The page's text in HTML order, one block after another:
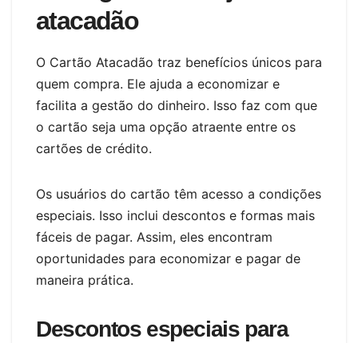
atacadão
O Cartão Atacadão traz benefícios únicos para
quem compra. Ele ajuda a economizar e
facilita a gestão do dinheiro. Isso faz com que
o cartão seja uma opção atraente entre os
cartões de crédito.
Os usuários do cartão têm acesso a condições
especiais. Isso inclui descontos e formas mais
fáceis de pagar. Assim, eles encontram
oportunidades para economizar e pagar de
maneira prática.
Descontos especiais para